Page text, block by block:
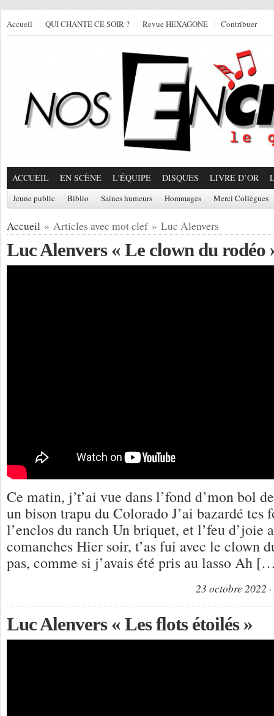
Accueil QUI CHANTE CE SOIR ? Revue HEXAGONE Contribuer
ACCUEIL EN SCÈNE L'ÉQUIPE DISQUES LIVRE D’OR
Jeune public Biblio Saines humeurs Hommages Merci Collègues
Accueil » Articles avec mot clef » Luc Alenvers
Luc Alenvers « Le clown du rodéo
Ce matin, j’t’ai vue dans l’fond d’mon bol
un bison trapu du Colorado J’ai bazardé tes
l’enclos du ranch Un briquet, et l’feu d’joie
comanches Hier soir, t’as fui avec le clown
pas, comme si j’avais été pris au lasso Ah
23 octobre 2022
Luc Alenvers « Les flots étoilés »